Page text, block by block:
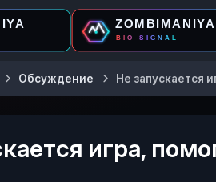
Обсуждение Не запускается
игра,